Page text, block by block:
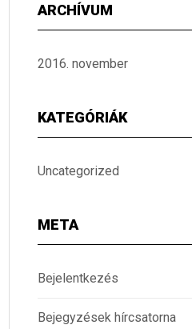
ARCHÍVUM
2016. november
KATEGÓRIÁK
Uncategorized
META
Bejelentkezés
Bejegyzések hírcsatorna